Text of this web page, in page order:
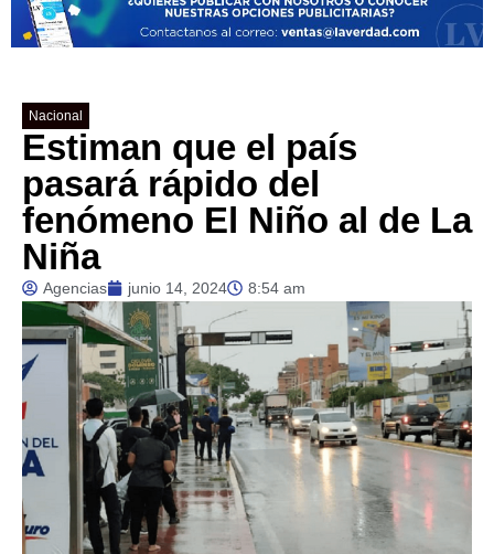
Nacional
Estiman que el país
pasará rápido del
fenómeno El Niño al de La
Niña
Agencias junio 14, 2024 8:54 am